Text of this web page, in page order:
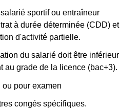
sportif ou entraîneur
à durée déterminée (CDD) et
d'activité partielle.
du salarié doit être inférieur
au grade de la licence (bac+3).
pour examen
congés spécifiques.